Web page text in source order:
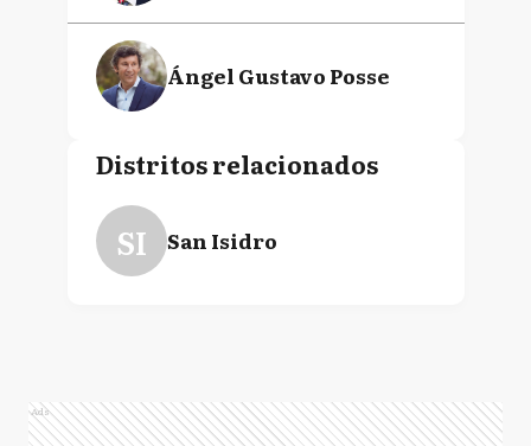
Ángel Gustavo Posse
Distritos relacionados
SI San Isidro
Ads